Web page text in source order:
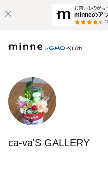
お買いものがも
minneのア
3
ca-va'S GALLERY